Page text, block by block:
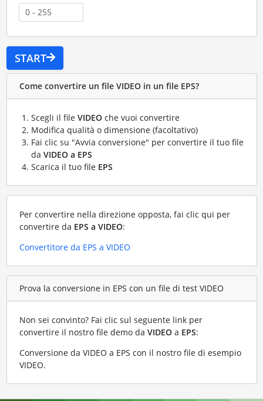
START
Come convertire un file VIDEO in un file EPS?
Scegli il file VIDEOche vuoi convertire
Modifica qualità o dimensione (facoltativo)
Fai clic su "Avvia conversione" per convertire il tuo file
da VIDEO a EPS
Scarica il tuo file EPS
Per convertire nella direzione opposta, fai clic qui per
convertire da EPS a VIDEO:
Convertitore da EPS a VIDEO
Prova la conversione in EPS con un file di test VIDEO
Non sei convinto? Fai clic sul seguente link per
convertire il nostro file demo da VIDEOa EPS:
Conversione da VIDEO a EPS con il nostro file di esempio
VIDEO.